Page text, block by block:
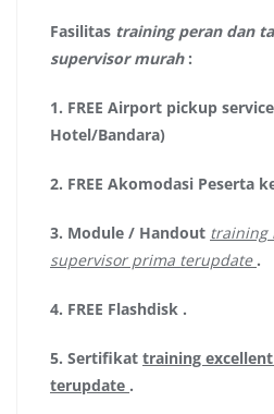
Fasilitas training peran dan
supervisor murah :
1. FREE Airport pickup
Hotel/Bandara)
2. FREE Akomodasi Peserta
3. Module / Handout training
supervisor prima terupdate .
4. FREE Flashdisk .
5. Sertifikat training
terupdate .